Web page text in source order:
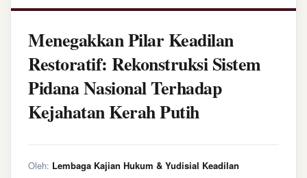
Menegakkan Pilar Keadilan
Restoratif: Rekonstruksi Sistem
Pidana Nasional Terhadap
Kejahatan Kerah Putih
Oleh: Lembaga Kajian Hukum & Yudisial Keadilan